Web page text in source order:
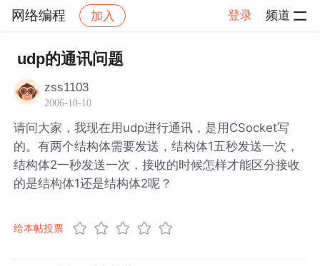
网络编程 加入 登录 频道
社区 网络编程
udp的通讯问题
zss1103
2006-10-10
请问大家，我现在用udp进行通讯，是用CSocket写
的。有两个结构体需要发送，结构体1五秒发送一次，
结构体2一秒发送一次，接收的时候怎样才能区分接收
的是结构体1还是结构体2呢？
给本帖投票